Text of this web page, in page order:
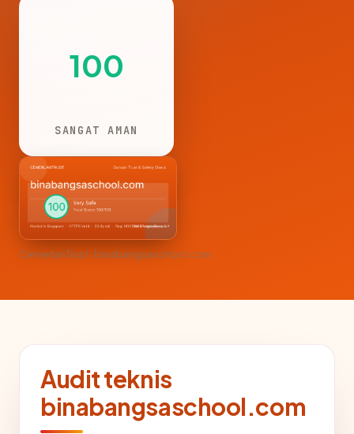
100
SANGAT AMAN
CemerlanTrust · binabangsaschool.com
Audit teknis
binabangsaschool.com